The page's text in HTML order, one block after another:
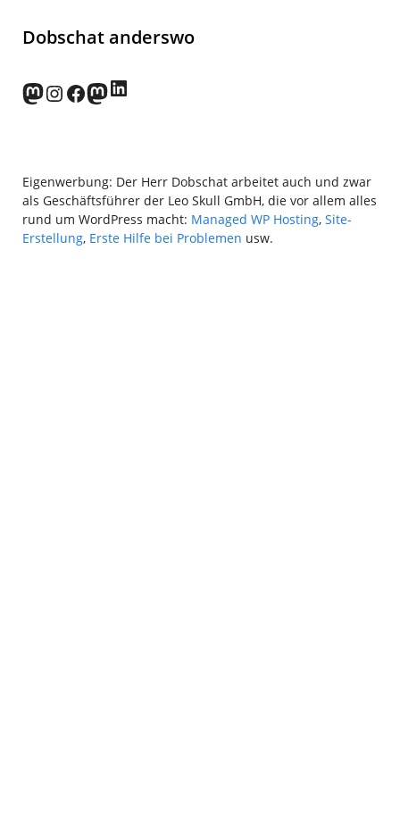
Dobschat anderswo
norden.social
Instagram
Facebook
wp-punks.social
LinkedIn
Eigenwerbung: Der Herr Dobschat arbeitet auch und zwar
als Geschäftsführer der Leo Skull GmbH, die vor allem alles
rund um WordPress macht: Managed WP Hosting, Site-
Erstellung, Erste Hilfe bei Problemen usw.